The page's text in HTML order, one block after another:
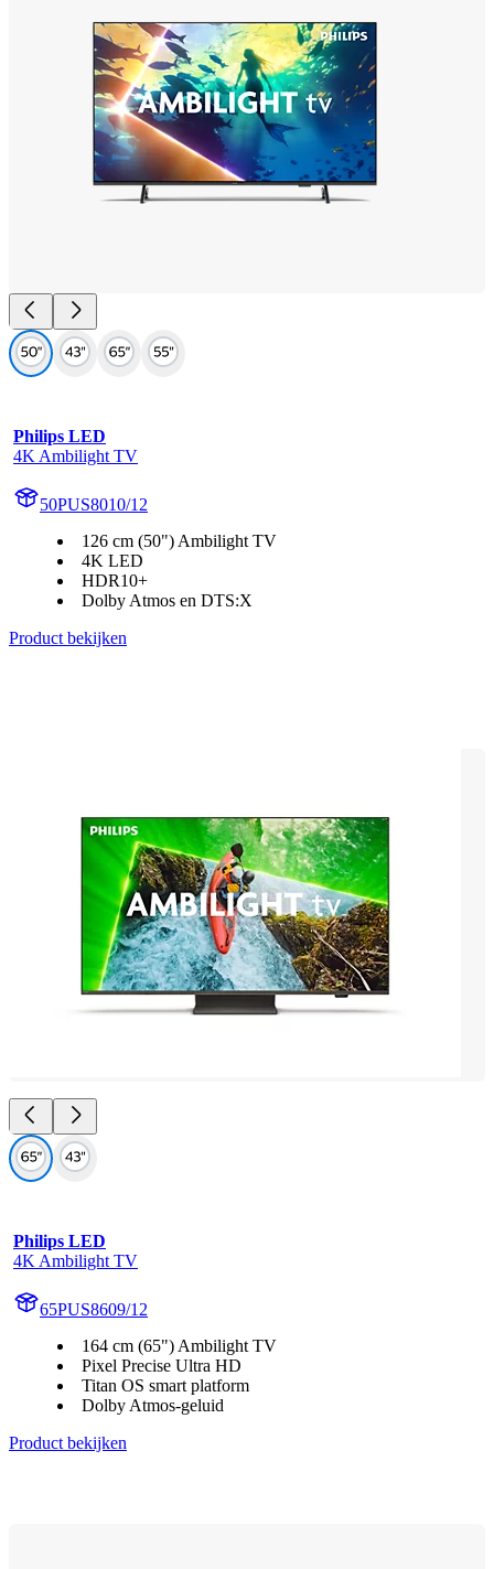
Philips LED
4K Ambilight TV
50PUS8010/12
126 cm (50") Ambilight TV
4K LED
HDR10+
Dolby Atmos en DTS:X
Product bekijken
Philips LED
4K Ambilight TV
65PUS8609/12
164 cm (65") Ambilight TV
Pixel Precise Ultra HD
Titan OS smart platform
Dolby Atmos-geluid
Product bekijken